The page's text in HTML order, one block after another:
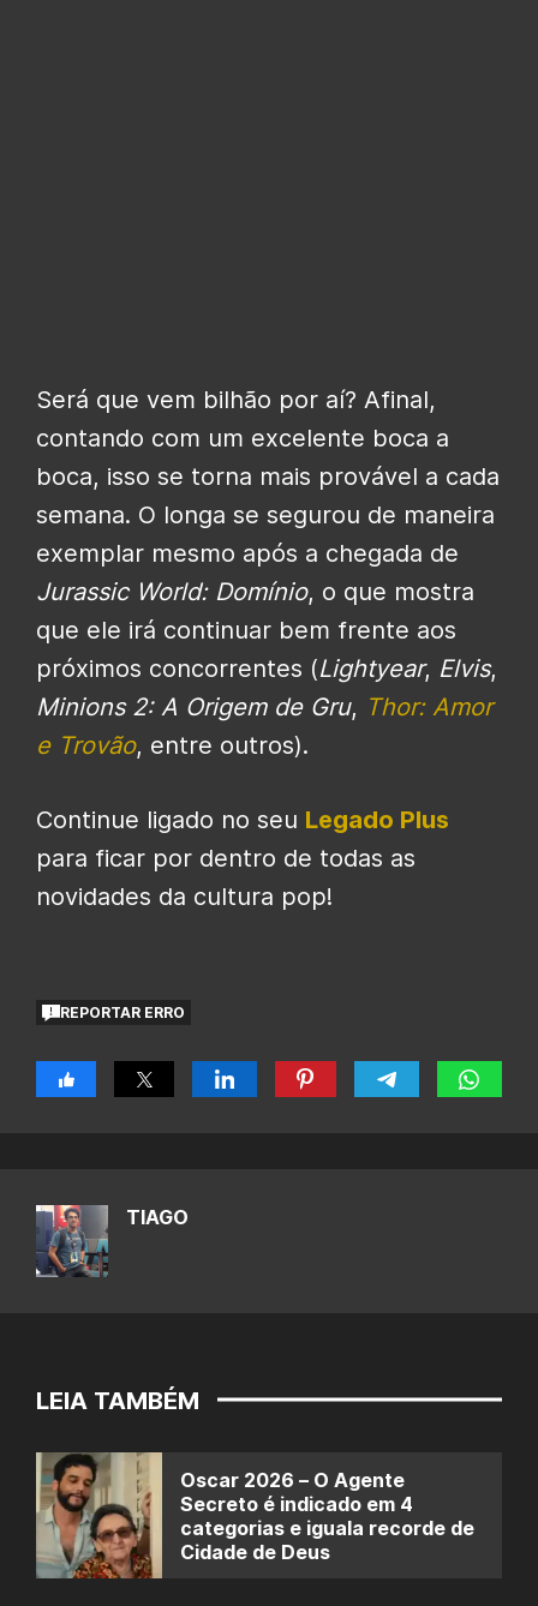
Será que vem bilhão por aí? Afinal,
contando com um excelente boca a
boca, isso se torna mais provável a cada
semana. O longa se segurou de maneira
exemplar mesmo após a chegada de
Jurassic World: Domínio, o que mostra
que ele irá continuar bem frente aos
próximos concorrentes (Lightyear, Elvis,
Minions 2: A Origem de Gru, Thor: Amor
e Trovão, entre outros).
Continue ligado no seu Legado Plus
para ficar por dentro de todas as
novidades da cultura pop!
REPORTAR ERRO
TIAGO
LEIA TAMBÉM
Oscar 2026 – O Agente
Secreto é indicado em 4
categorias e iguala recorde de
Cidade de Deus